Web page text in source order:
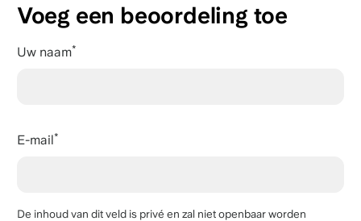
Voeg een beoordeling toe
Uw naam
E-mail
De inhoud van dit veld is privé en zal niet openbaar worden